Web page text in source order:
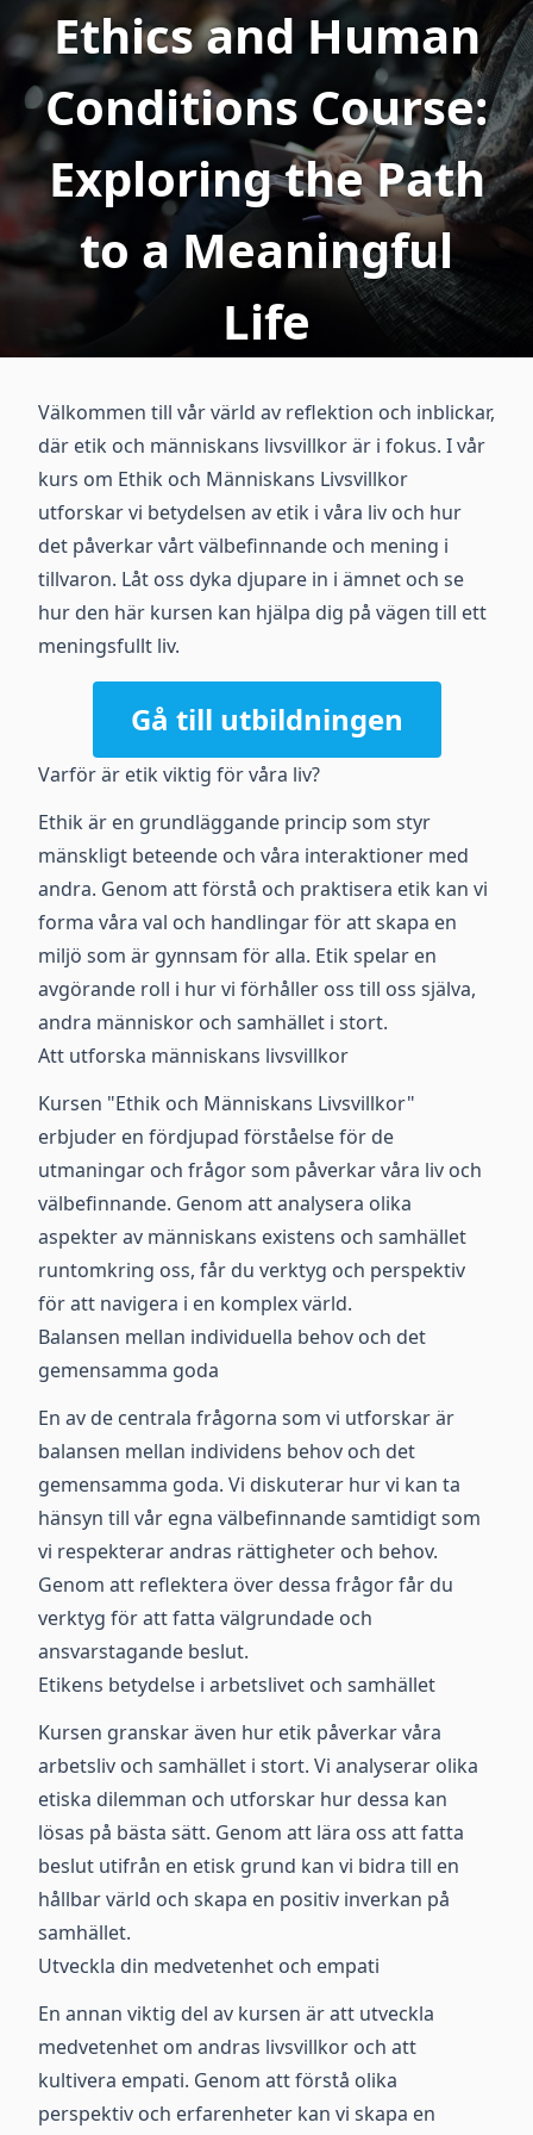
Ethics and Human
Conditions Course:
Exploring the Path
to a Meaningful
Life
Välkommen till vår värld av reflektion och inblickar,
där etik och människans livsvillkor är i fokus. I vår
kurs om Ethik och Människans Livsvillkor
utforskar vi betydelsen av etik i våra liv och hur
det påverkar vårt välbefinnande och mening i
tillvaron. Låt oss dyka djupare in i ämnet och se
hur den här kursen kan hjälpa dig på vägen till ett
meningsfullt liv.
Gå till utbildningen
Varför är etik viktig för våra liv?
Ethik är en grundläggande princip som styr
mänskligt beteende och våra interaktioner med
andra. Genom att förstå och praktisera etik kan vi
forma våra val och handlingar för att skapa en
miljö som är gynnsam för alla. Etik spelar en
avgörande roll i hur vi förhåller oss till oss själva,
andra människor och samhället i stort.
Att utforska människans livsvillkor
Kursen "Ethik och Människans Livsvillkor"
erbjuder en fördjupad förståelse för de
utmaningar och frågor som påverkar våra liv och
välbefinnande. Genom att analysera olika
aspekter av människans existens och samhället
runtomkring oss, får du verktyg och perspektiv
för att navigera i en komplex värld.
Balansen mellan individuella behov och det
gemensamma goda
En av de centrala frågorna som vi utforskar är
balansen mellan individens behov och det
gemensamma goda. Vi diskuterar hur vi kan ta
hänsyn till vår egna välbefinnande samtidigt som
vi respekterar andras rättigheter och behov.
Genom att reflektera över dessa frågor får du
verktyg för att fatta välgrundade och
ansvarstagande beslut.
Etikens betydelse i arbetslivet och samhället
Kursen granskar även hur etik påverkar våra
arbetsliv och samhället i stort. Vi analyserar olika
etiska dilemman och utforskar hur dessa kan
lösas på bästa sätt. Genom att lära oss att fatta
beslut utifrån en etisk grund kan vi bidra till en
hållbar värld och skapa en positiv inverkan på
samhället.
Utveckla din medvetenhet och empati
En annan viktig del av kursen är att utveckla
medvetenhet om andras livsvillkor och att
kultivera empati. Genom att förstå olika
perspektiv och erfarenheter kan vi skapa en